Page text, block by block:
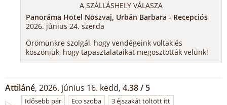
A SZÁLLÁSHELY VÁLASZA
Panoráma Hotel Noszvaj, Urbán Barbara - Recepciós
2026. június 24. szerda
Örömünkre szolgál, hogy vendégeink voltak és
köszönjük, hogy tapasztalataikat megosztották velünk!
Attiláné, 2026. június 16. kedd, 4.38 / 5
Idősebb pár Eco szoba 3 éjszakát töltött itt